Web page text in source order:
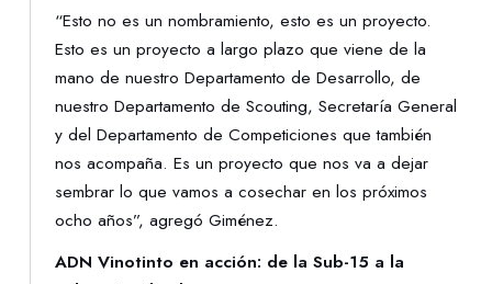
“Esto no es un nombramiento, esto es un proyecto.
Esto es un proyecto a largo plazo que viene de la
mano de nuestro Departamento de Desarrollo, de
nuestro Departamento de Scouting, Secretaría General
y del Departamento de Competiciones que también
nos acompaña. Es un proyecto que nos va a dejar
sembrar lo que vamos a cosechar en los próximos
ocho años”, agregó Giménez.
ADN Vinotinto en acción: de la Sub-15 a la